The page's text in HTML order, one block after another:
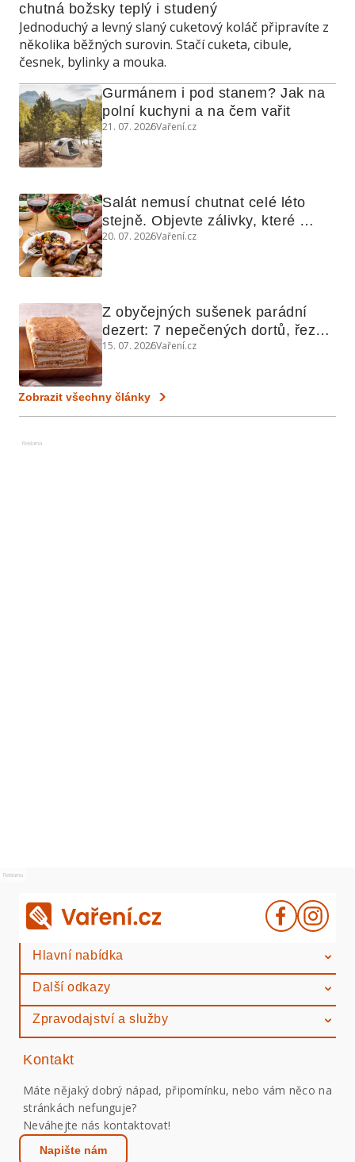
chutná božsky teplý i studený
Jednoduchý a levný slaný cuketový koláč připravíte z
několika běžných surovin. Stačí cuketa, cibule,
česnek, bylinky a mouka.
Gurmánem i pod stanem? Jak na
polní kuchyni a na čem vařit
21. 07. 2026Vaření.cz
Salát nemusí chutnat celé léto
stejně. Objevte zálivky, které
využijete i na maso, nudle nebo
20. 07. 2026Vaření.cz
Z obyčejných sušenek parádní
dezert: 7 nepečených dortů, řezů
a koláčů
15. 07. 2026Vaření.cz
Zobrazit všechny články
Reklama
Reklama
Hlavní nabídka
Další odkazy
Zpravodajství a služby
Kontakt
Máte nějaký dobrý nápad, připomínku, nebo vám něco na
stránkách nefunguje?
Neváhejte nás kontaktovat!
Napište nám